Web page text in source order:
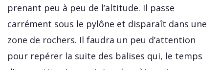
prenant peu à peu de l’altitude. Il passe
carrément sous le pylône et disparaît dans une
zone de rochers. Il faudra un peu d’attention
pour repérer la suite des balises qui, le temps